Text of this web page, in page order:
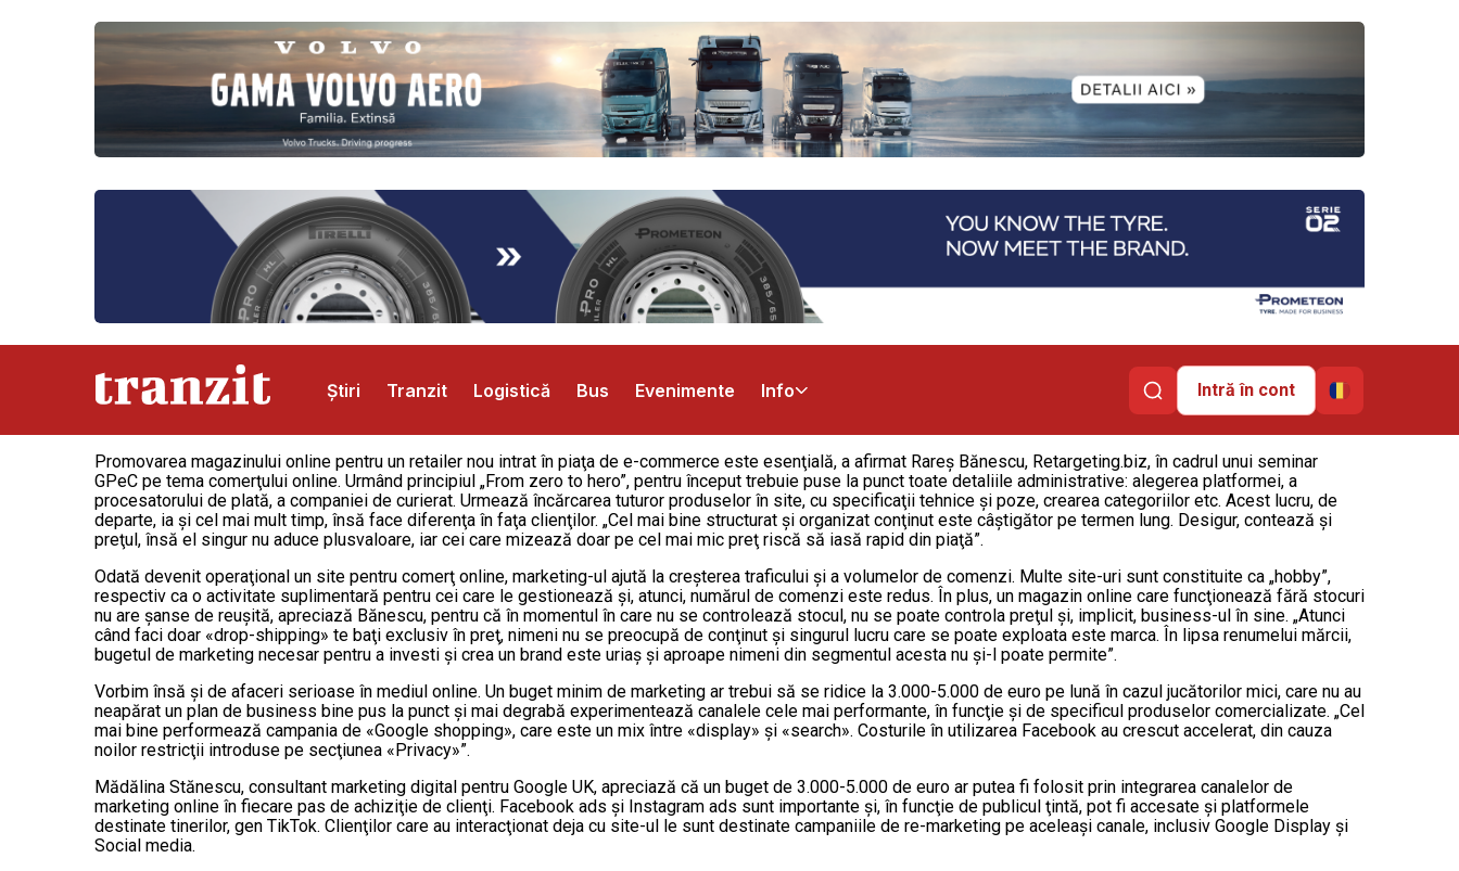
Știri Tranzit Logistică Bus Evenimente Info
Abonamente Publicitate Contact
Intră în cont
Promovarea magazinului online pentru un retailer nou intrat în piaţa de e-commerce este esenţială, a afirmat Rareş Bănescu, Retargeting.biz, în cadrul unui seminar
GPeC pe tema comerţului online. Urmând principiul „From zero to hero”, pentru început trebuie puse la punct toate detaliile administrative: alegerea platformei, a
procesatorului de plată, a companiei de curierat. Urmează încărcarea tuturor produselor în site, cu specificaţii tehnice şi poze, crearea categoriilor etc. Acest lucru, de
departe, ia şi cel mai mult timp, însă face diferenţa în faţa clienţilor. „Cel mai bine structurat şi organizat conţinut este câştigător pe termen lung. Desigur, contează şi
preţul, însă el singur nu aduce plusvaloare, iar cei care mizează doar pe cel mai mic preţ riscă să iasă rapid din piaţă”.
Odată devenit operaţional un site pentru comerţ online, marketing-ul ajută la creşterea traficului şi a volumelor de comenzi. Multe site-uri sunt constituite ca „hobby”,
respectiv ca o activitate suplimentară pentru cei care le gestionează şi, atunci, numărul de comenzi este redus. În plus, un magazin online care funcţionează fără stocuri
nu are şanse de reuşită, apreciază Bănescu, pentru că în momentul în care nu se controlează stocul, nu se poate controla preţul şi, implicit, business-ul în sine. „Atunci
când faci doar «drop-shipping» te baţi exclusiv în preţ, nimeni nu se preocupă de conţinut şi singurul lucru care se poate exploata este marca. În lipsa renumelui mărcii,
bugetul de marketing necesar pentru a investi şi crea un brand este uriaş şi aproape nimeni din segmentul acesta nu şi-l poate permite”.
Vorbim însă şi de afaceri serioase în mediul online. Un buget minim de marketing ar trebui să se ridice la 3.000-5.000 de euro pe lună în cazul jucătorilor mici, care nu au
neapărat un plan de business bine pus la punct şi mai degrabă experimentează canalele cele mai performante, în funcţie şi de specificul produselor comercializate. „Cel
mai bine performează campania de «Google shopping», care este un mix între «display» şi «search». Costurile în utilizarea Facebook au crescut accelerat, din cauza
noilor restricţii introduse pe secţiunea «Privacy»”.
Mădălina Stănescu, consultant marketing digital pentru Google UK, apreciază că un buget de 3.000-5.000 de euro ar putea fi folosit prin integrarea canalelor de
marketing online în fiecare pas de achiziţie de clienţi. Facebook ads şi Instagram ads sunt importante şi, în funcţie de publicul ţintă, pot fi accesate şi platformele
destinate tinerilor, gen TikTok. Clienţilor care au interacţionat deja cu site-ul le sunt destinate campaniile de re-marketing pe aceleaşi canale, inclusiv Google Display şi
Social media.